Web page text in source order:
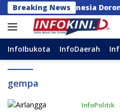
Langsung
ke
konten
Breaking NewsIndonesia Dorong
InfoIbukota InfoDaerah
gempa
InfoPolitik